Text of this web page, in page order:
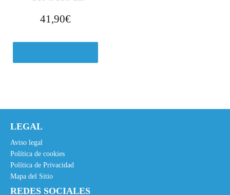
41,90€
LEGAL
Aviso legal
Política de cookies
Política de Privacidad
Mapa del Sitio
REDES SOCIALES